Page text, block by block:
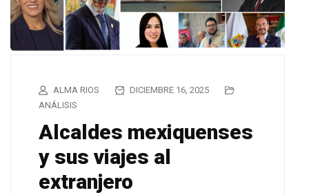
ALMA RIOS
DICIEMBRE 16, 2025
ANÁLISIS
Alcaldes mexiquenses
y sus viajes al
extranjero